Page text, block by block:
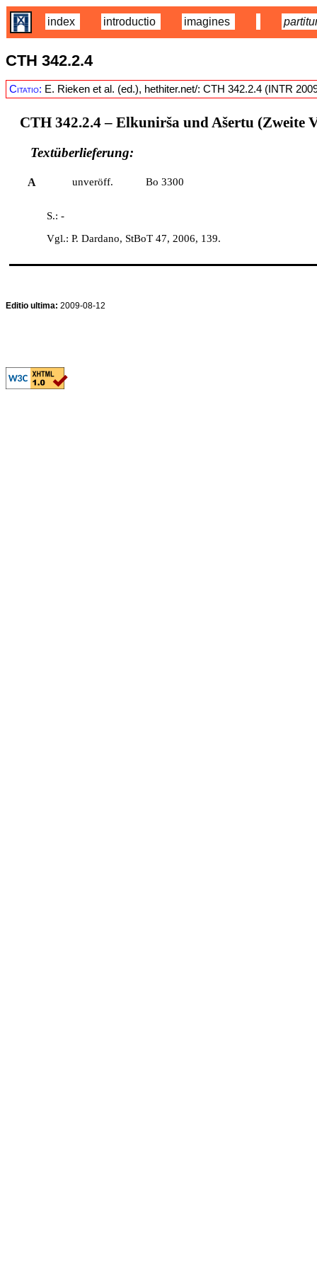
index introductio imagines
CTH 342.2.4
Citatio: E. Rieken et al. (ed.), hethiter.net/: CTH 342.2.4 (INTR
CTH 342.2.4– Elkunirša und Ašertu (Zweite
Textüberlieferung:
A unveröff. Bo 3300
S.: -
Vgl.: P. Dardano, StBoT 47, 2006, 139.
Editio ultima: 2009-08-12